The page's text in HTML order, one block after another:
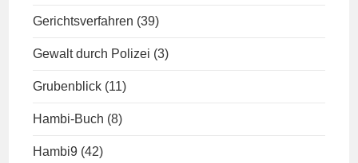
Gerichtsverfahren (39)
Gewalt durch Polizei (3)
Grubenblick (11)
Hambi-Buch (8)
Hambi9 (42)